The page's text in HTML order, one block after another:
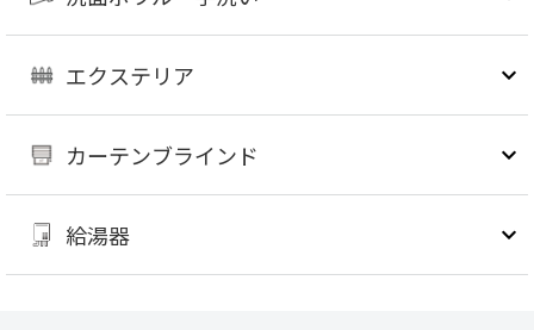
エクステリア
カーテンブラインド
給湯器